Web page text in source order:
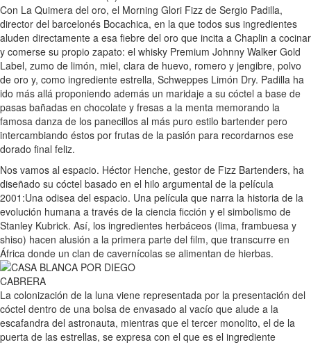
Con La Quimera del oro, el Morning Glori Fizz de Sergio Padilla,
director del barcelonés Bocachica, en la que todos sus ingredientes
aluden directamente a esa fiebre del oro que incita a Chaplin a cocinar
y comerse su propio zapato: el whisky Premium Johnny Walker Gold
Label, zumo de limón, miel, clara de huevo, romero y jengibre, polvo
de oro y, como ingrediente estrella, Schweppes Limón Dry. Padilla ha
ido más allá proponiendo además un maridaje a su cóctel a base de
pasas bañadas en chocolate y fresas a la menta memorando la
famosa danza de los panecillos al más puro estilo bartender pero
intercambiando éstos por frutas de la pasión para recordarnos ese
dorado final feliz.
Nos vamos al espacio. Héctor Henche, gestor de Fizz Bartenders, ha
diseñado su cóctel basado en el hilo argumental de la película
2001:Una odisea del espacio. Una película que narra la historia de la
evolución humana a través de la ciencia ficción y el simbolismo de
Stanley Kubrick. Así, los ingredientes herbáceos (lima, frambuesa y
shiso) hacen alusión a la primera parte del film, que transcurre en
África donde un clan de cavernícolas se alimentan de hierbas.
La colonización de la luna viene representada por la presentación del
cóctel dentro de una bolsa de envasado al vacío que alude a la
escafandra del astronauta, mientras que el tercer monolito, el de la
puerta de las estrellas, se expresa con el que es el ingrediente